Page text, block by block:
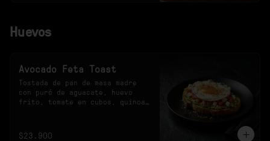
Huevos
Avocado Feta Toast
Tostada de pan de masa madre
con puré de aguacate, huevo
frito, tomate en cubos, quinoa
$23.900